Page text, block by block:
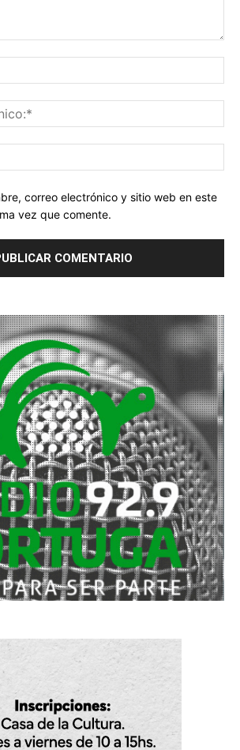
correo electrónico y sitio web en este
vez que comente.